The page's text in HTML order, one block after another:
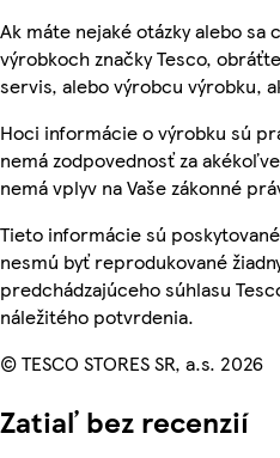
Ak máte nejaké otázky alebo
výrobkoch značky Tesco,
servis, alebo výrobcu výrobku,
Hoci informácie o výrobku sú
nemá zodpovednosť za
nemá vplyv na Vaše zákonné
Tieto informácie sú
nesmú byť reprodukované
predchádzajúceho súhlasu
náležitého potvrdenia.
© TESCO STORES SR, a.s. 2026
Zatiaľ bez recenzií